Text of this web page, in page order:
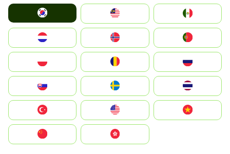
South Korea
United States
中國香港特別行政區